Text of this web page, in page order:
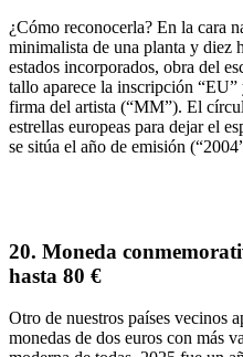
¿Cómo reconocerla? En la cara
minimalista de una planta y diez
estados incorporados, obra del
tallo aparece la inscripción “EU”
firma del artista (“MM”). El
estrellas europeas para dejar el
se sitúa el año de emisión (“2004
20. Moneda
hasta 80 €
Otro de nuestros países vecinos
monedas de dos euros con más